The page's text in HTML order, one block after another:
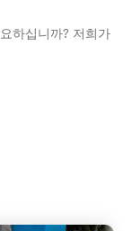
하십니까? 저희가